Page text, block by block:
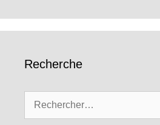
Recherche
Rechercher :